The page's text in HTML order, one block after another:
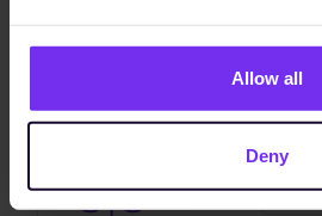
Allow all
Deny